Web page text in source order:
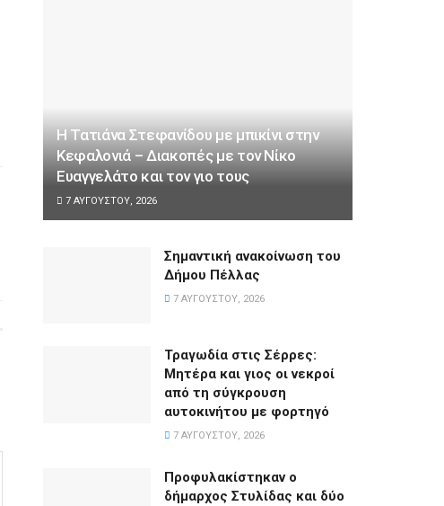
Η Τατιάνα Στεφανίδου με μπικίνι στην
Κεφαλονιά – Διακοπές με τον Νίκο
Ευαγγελάτο και τον γιο τους
7 ΑΥΓΟΎΣΤΟΥ, 2026
Σημαντική ανακοίνωση του
Δήμου Πέλλας
7 ΑΥΓΟΎΣΤΟΥ, 2026
Τραγωδία στις Σέρρες:
Μητέρα και γιος οι νεκροί
από τη σύγκρουση
αυτοκινήτου με φορτηγό
7 ΑΥΓΟΎΣΤΟΥ, 2026
Προφυλακίστηκαν ο
δήμαρχος Στυλίδας και δύο